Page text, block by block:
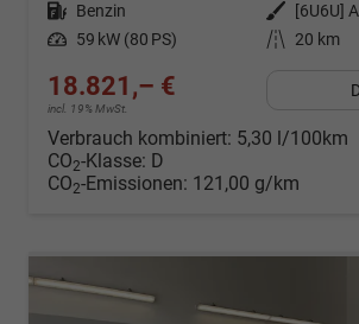
Kraftstoff Benzin Außenfarbe
[6U6U]
Leistung 59 kW (80 PS) Kilometerstand 20 km
18.821,– €
incl. 19% MwSt.
Verbrauch kombiniert: 5,30 l/100km
CO2-Klasse: D
CO2-Emissionen: 121,00 g/km